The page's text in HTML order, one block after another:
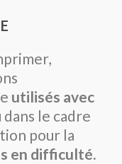
utilisés avec
dans le cadre
pour la
en difficulté.